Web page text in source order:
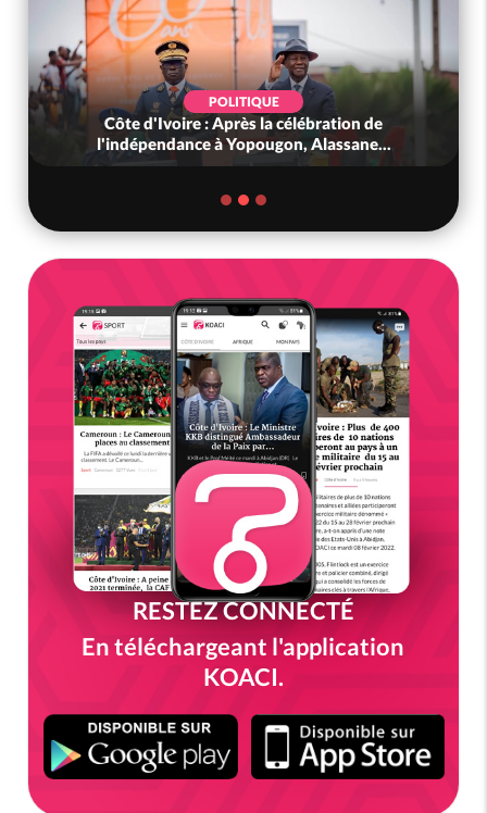
POLITIQUE
Côte d'Ivoire : Après la célébration de
l'indépendance à Yopougon, Alassane...
RESTEZ CONNECTÉ
En téléchargeant l'application
KOACI.